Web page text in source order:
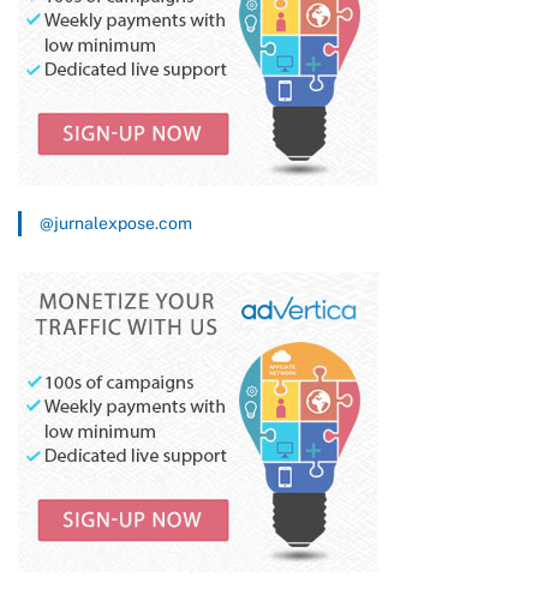
@jurnalexpose.com